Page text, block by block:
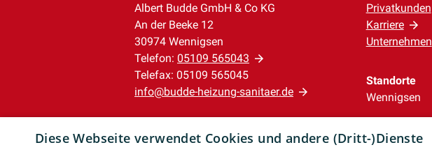
Albert Budde GmbH & Co KG
An der Beeke 12
30974 Wennigsen
Telefon: 05109 565043
Telefax: 05109 565045
info@budde-heizung-sanitaer.de
Unternehmen
AGB
Privatkunden
Karriere
Unternehmen
Standorte
Wennigsen
Diese Webseite verwendet Cookies und andere (Dritt-)Dienste